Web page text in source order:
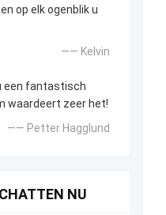
op elk ogenblik u
—— Kelvin
een fantastisch
waardeert zeer het!
—— Petter Hagglund
NU